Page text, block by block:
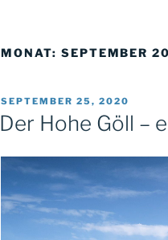
MONAT: SEPTEMBER
VERÖFFENTLICHT
AM
SEPTEMBER 25, 2020
Der Hohe Göll –